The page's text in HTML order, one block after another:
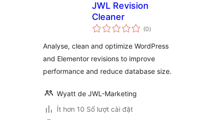
JWL Revision
Cleaner
(0tổng
đánh
)
Analyse, clean and optimize WordPress
and Elementor revisions to improve
performance and reduce database size.
Wyatt de JWL-Marketing
Ít hơn 10 Số lượt cài đặt